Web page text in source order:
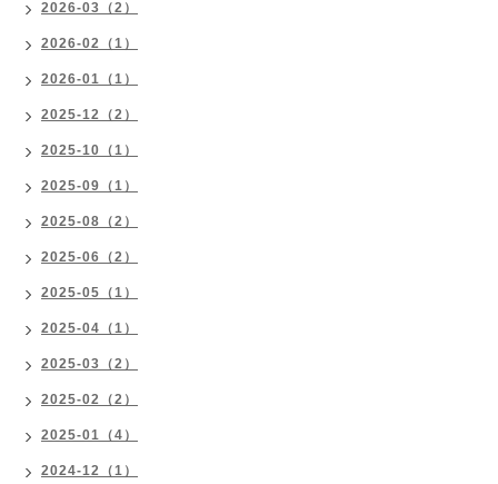
2026-03（2）
2026-02（1）
2026-01（1）
2025-12（2）
2025-10（1）
2025-09（1）
2025-08（2）
2025-06（2）
2025-05（1）
2025-04（1）
2025-03（2）
2025-02（2）
2025-01（4）
2024-12（1）